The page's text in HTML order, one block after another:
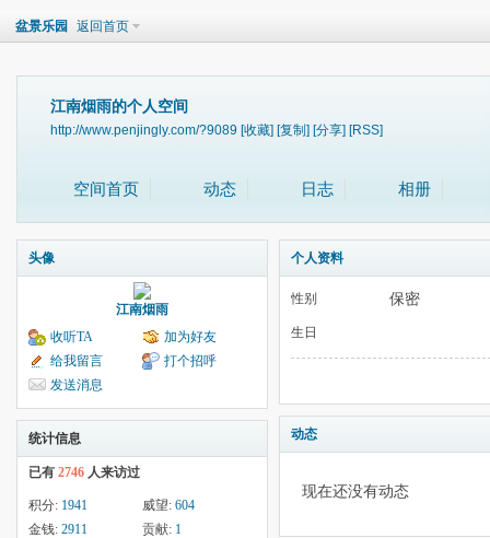
盆景乐园 返回首页
江南烟雨的个人空间
http://www.penjingly.com/?9089 [收藏] [复制] [分享] [RSS]
空间首页 动态 日志 相册
头像
江南烟雨
收听TA
加为好友
给我留言
打个招呼
发送消息
统计信息
已有 2746 人来访过
积分: 1941 威望: 604
金钱: 2911 贡献: 1
个人资料
性别 保密
生日
动态
现在还没有动态